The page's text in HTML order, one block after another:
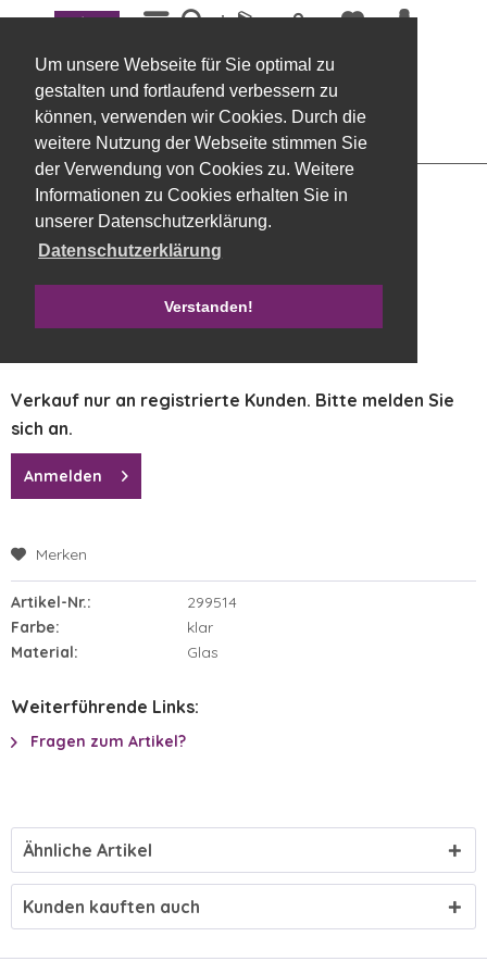
Um unsere Webseite für Sie optimal zu
gestalten und fortlaufend verbessern zu
können, verwenden wir Cookies. Durch die
weitere Nutzung der Webseite stimmen Sie
der Verwendung von Cookies zu. Weitere
Informationen zu Cookies erhalten Sie in
unserer Datenschutzerklärung.
Datenschutzerklärung
Verstanden!
Menü
Übersicht Vasen
Glastopf 133 konisch 16 x 19,5 cm klar
Verkauf nur an registrierte Kunden. Bitte melden Sie
sich an.
Anmelden
Merken
Artikel-Nr.:
299514
Farbe:
klar
Material:
Glas
Weiterführende Links:
Fragen zum Artikel?
Ähnliche Artikel
Kunden kauften auch